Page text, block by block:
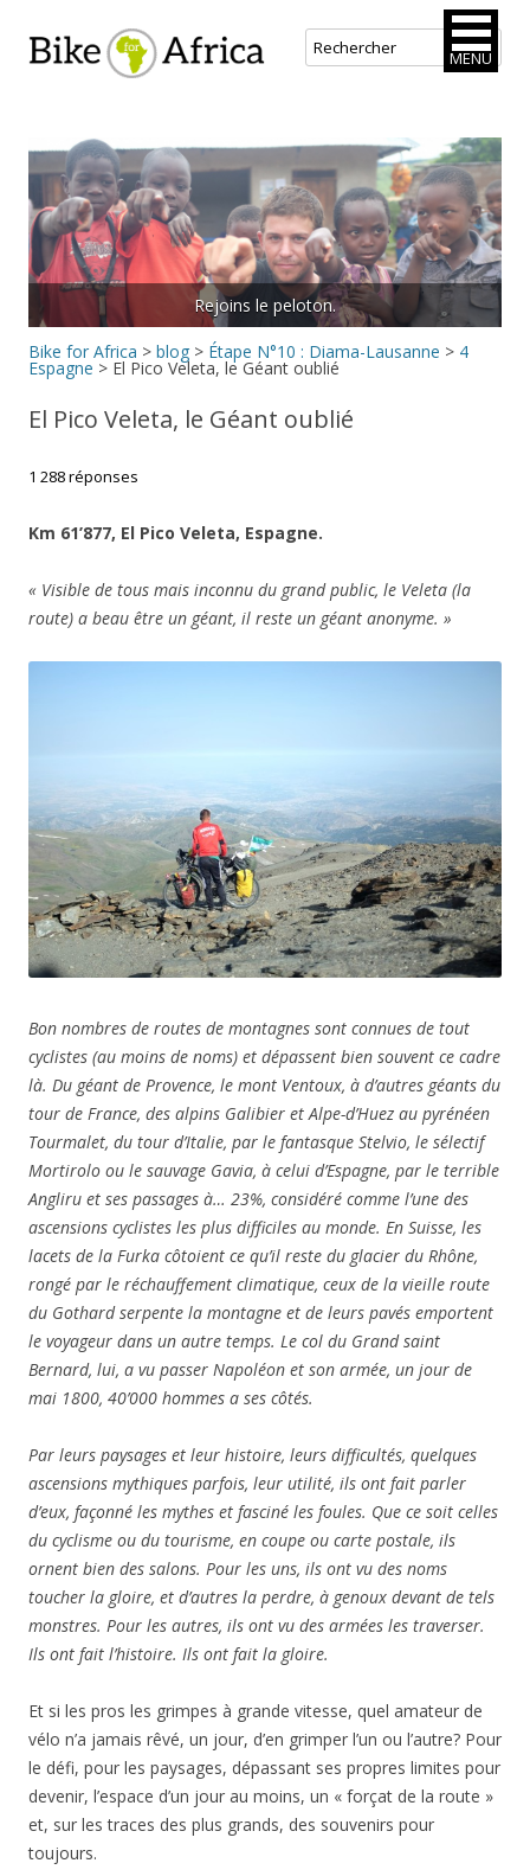
Bike for Africa
contenu
principal
Rejoins le peloton.
Bike for Africa > blog > Étape N°10 : Diama-Lausanne > 4
Espagne > El Pico Veleta, le Géant oublié
El Pico Veleta, le Géant oublié
1 288 réponses
Km 61’877, El Pico Veleta, Espagne.
« Visible de tous mais inconnu du grand public, le Veleta (la
route) a beau être un géant, il reste un géant anonyme. »
Bon nombres de routes de montagnes sont connues de tout
cyclistes (au moins de noms) et dépassent bien souvent ce cadre
là. Du géant de Provence, le mont Ventoux, à d’autres géants du
tour de France, des alpins Galibier et Alpe-d’Huez au pyrénéen
Tourmalet, du tour d’Italie, par le fantasque Stelvio, le sélectif
Mortirolo ou le sauvage Gavia, à celui d’Espagne, par le terrible
Angliru et ses passages à… 23%, considéré comme l’une des
ascensions cyclistes les plus difficiles au monde. En Suisse, les
lacets de la Furka côtoient ce qu’il reste du glacier du Rhône,
rongé par le réchauffement climatique, ceux de la vieille route
du Gothard serpente la montagne et de leurs pavés emportent
le voyageur dans un autre temps. Le col du Grand saint
Bernard, lui, a vu passer Napoléon et son armée, un jour de
mai 1800, 40’000 hommes a ses côtés.
Par leurs paysages et leur histoire, leurs difficultés, quelques
ascensions mythiques parfois, leur utilité, ils ont fait parler
d’eux, façonné les mythes et fasciné les foules. Que ce soit celles
du cyclisme ou du tourisme, en coupe ou carte postale, ils
ornent bien des salons. Pour les uns, ils ont vu des noms
toucher la gloire, et d’autres la perdre, à genoux devant de tels
monstres. Pour les autres, ils ont vu des armées les traverser.
Ils ont fait l’histoire. Ils ont fait la gloire.
Et si les pros les grimpes à grande vitesse, quel amateur de
vélo n’a jamais rêvé, un jour, d’en grimper l’un ou l’autre? Pour
le défi, pour les paysages, dépassant ses propres limites pour
devenir, l’espace d’un jour au moins, un « forçat de la route »
et, sur les traces des plus grands, des souvenirs pour
toujours.
MENU